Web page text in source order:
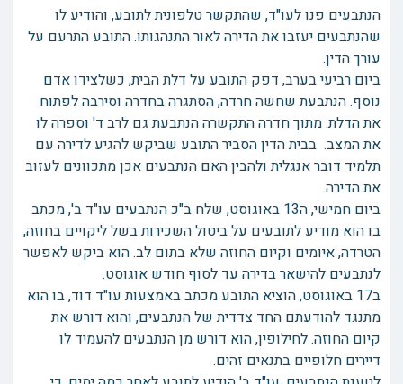
הנתבעים פנו לעו"ד, שהתקשר טלפונית לתובע, והודיע לו
שהנתבעים יעזבו את הדירה לאור התנהגותו. התובע התרעם על
עורך הדין.
ביום רביעי בערב, דפק התובע על דלת הבית, כשלצידו אדם
נוסף. הנתבעת שחשה חרדה, הסתגרה בחדרה וסירבה לפתוח
את הדלת. מתוך חדרה התקשרה הנתבעת גם לרב ד' וספרה לו
את המצב. בבית הדין הסביר התובע שביקש להגיע לדירה עם
תלמיד דובר אנגלית ולהבין האם הנתבעים אכן מתכוונים לעזוב
את הדירה.
ביום חמישי, ה13 באוגוסט, שלח ב"כ הנתבעים עו"ד ב', מכתב
בו הוא מודיע לתובעים על ביטול השכירות בשל ליקויים בחוזה,
הטרדה, איומים וקיום החוזה שלא בתום לב. הוא ביקש לאפשר
לנתבעים להישאר בדירה עד לסוף חודש אוגוסט.
ב17 באוגוסט, הוציא התובע מכתב באמצעות עו"ד דוד, בו הוא
מתנגד להודעתם החד צדדית של הנתבעים, והוא דורש את
קיום החוזה. לחילופין, הוא דורש מן הנתבעים להעמיד לו
דיירים חלופיים בתנאים זהים.